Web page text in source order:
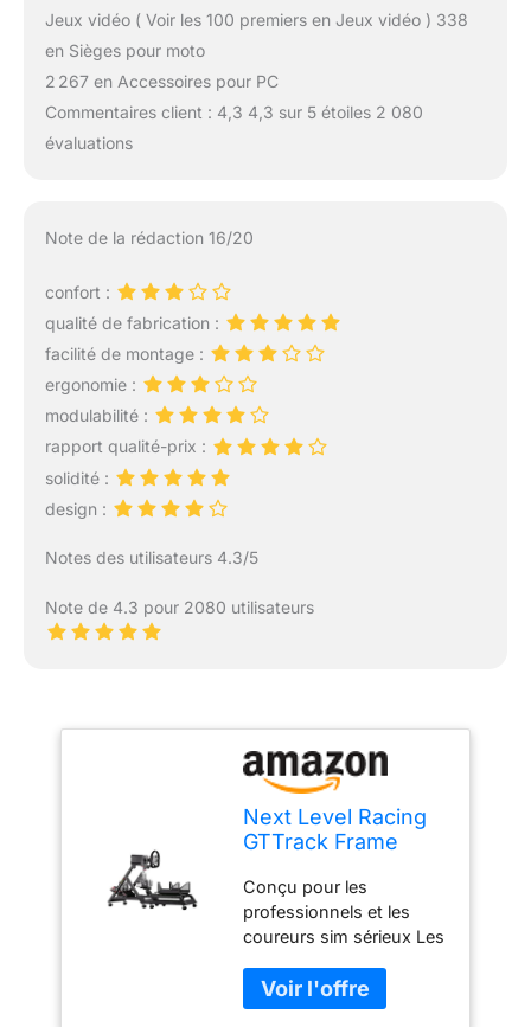
Jeux vidéo ( Voir les 100 premiers en Jeux vidéo ) 338
en Sièges pour moto
2 267 en Accessoires pour PC
Commentaires client : 4,3 4,3 sur 5 étoiles 2 080
évaluations
Note de la rédaction 16/20
confort :
qualité de fabrication :
facilité de montage :
ergonomie :
modulabilité :
rapport qualité-prix :
solidité :
design :
Notes des utilisateurs 4.3/5
Note de 4.3 pour 2080 utilisateurs
Next Level Racing
GTTrack Frame
Cockpit
Conçu pour les
professionnels et les
coureurs sim sérieux Les
universels Next Level
Racing sont compatibles